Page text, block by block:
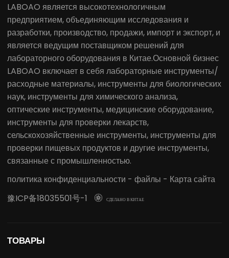
LABOAO является высокотехнологичным
предприятием, объединяющим исследования и
разработки, производство, продажи, импорт и экспорт, и
является ведущим поставщиком решений для
лабораторного оборудования в Китае.Основной бизнес
LABOAO включает в себя лабораторные инструменты/
расходные материалы, инструменты для биологических
наук, инструменты для химического анализа,
оптические инструменты, медицинские оборудование,
инструменты для проверки лекарств,
сельскохозяйственные инструменты, инструменты для
проверки пищевых продуктов и другие инструменты,
связанные с промышленностью.
политика конфиденциальности - файлы - Карта сайта
豫ICP备18035501号-1
 СДЕЛАНО В КИТАЕ
ТОВАРЫ